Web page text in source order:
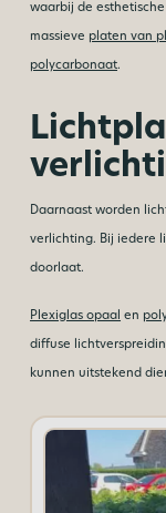
waarbij de
massieve platen van
polycarbonaat.
Daarnaast worden
verlichting. Bij iedere
doorlaat.
Plexiglas opaal en
diffuse
kunnen uitstekend